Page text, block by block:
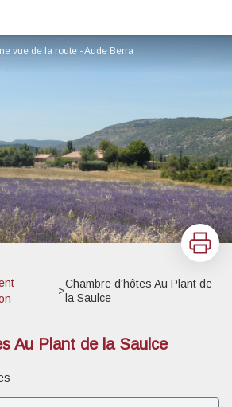
vue de la route - Aude Berra
Imprimer
-
>
Chambre d'hôtes Au Plant de
la Saulce
Au Plant de la Saulce